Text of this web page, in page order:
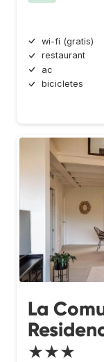
wi-fi (gratis)
restaurant
ac
bicicletes
La
★★★